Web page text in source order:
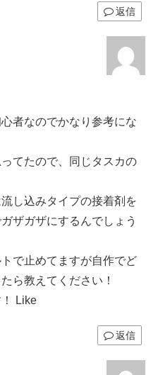
返信
者なのでかなり参考にな
てたので、同じタスカの
し込みタイプの接着剤を
ザガザにするんでしょう
で止めてますが自作でど
ら教えてください！
Like
返信